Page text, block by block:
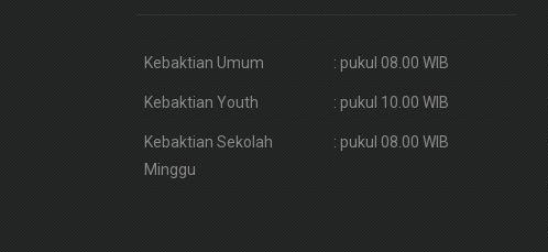
Kebaktian Umum : pukul 08.00 WIB
Kebaktian Youth : pukul 10.00 WIB
Kebaktian Sekolah
Minggu
: pukul 08.00 WIB